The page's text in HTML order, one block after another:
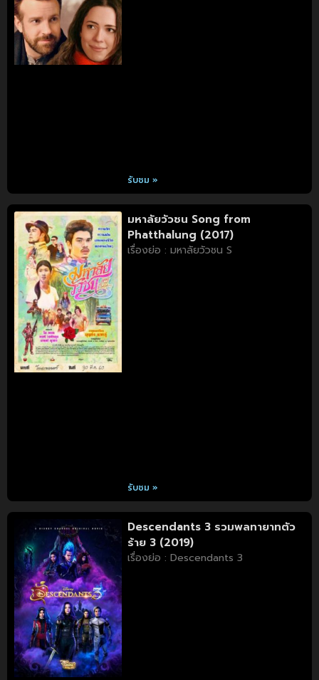
รับชม »
มหาลัยวัวชน Song from
Phatthalung (2017)
เรื่องย่อ : มหาลัยวัวชน S
รับชม »
Descendants 3 รวมพลทายาทตัว
ร้าย 3 (2019)
เรื่องย่อ : Descendants 3